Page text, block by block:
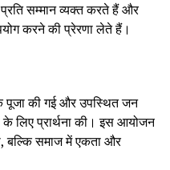
सम्मान व्यक्त करते हैं और
करने की प्रेरणा लेते हैं।
पूजा की गई और उपस्थित जन
लिए प्रार्थना की। इस आयोजन
बल्कि समाज में एकता और